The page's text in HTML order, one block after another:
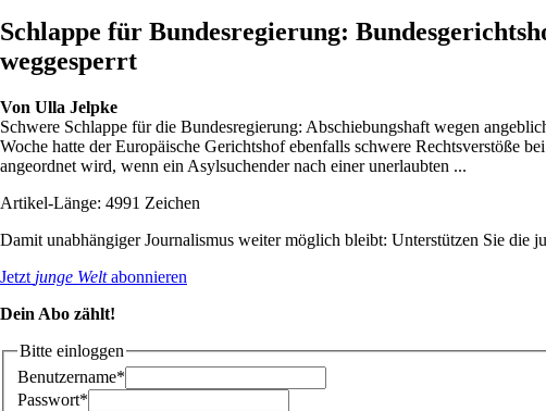
Schlappe für Bundesregierung:
weggesperrt
Von Ulla Jelpke
Schwere Schlappe für die Bundesregierung: Abschiebungshaft wegen
Woche hatte der Europäische Gerichtshof ebenfalls schwere Rechtsverstöße
angeordnet wird, wenn ein Asylsuchender nach einer unerlaubten ...
Artikel-Länge: 4991 Zeichen
Damit unabhängiger Journalismus weiter möglich bleibt: Unterstützen Sie die
Jetzt junge Weltabonnieren
Dein Abo zählt!
Bitte einloggen
Benutzername*
Passwort*